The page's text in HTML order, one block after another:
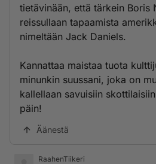
tietävinään, että tärkein Boris
reissullaan tapaamista
nimeltään Jack Daniels.
Kannattaa maistaa tuota
minunkin suussani, joka on
kallellaan savuisiin
päin!
Äänestä
RaahenTiikeri